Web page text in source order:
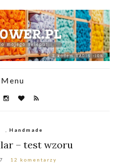
Menu
Handmade
– test wzoru
12 komentarzy